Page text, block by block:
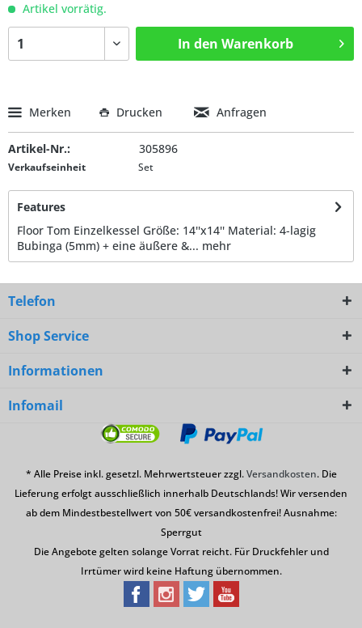
Artikel vorrätig.
In den Warenkorb
Merken Drucken Anfragen
Artikel-Nr.: 305896
Verkaufseinheit Set
Features
Floor Tom Einzelkessel Größe: 14''x14'' Material: 4-lagig
Bubinga (5mm) + eine äußere &... mehr
Telefon
Shop Service
Informationen
Infomail
* Alle Preise inkl. gesetzl. Mehrwertsteuer zzgl.Versandkosten. Die
Lieferung erfolgt ausschließlich innerhalb Deutschlands! Wir versenden
ab dem Mindestbestellwert von 50€ versandkostenfrei! Ausnahme:
Sperrgut
Die Angebote gelten solange Vorrat reicht. Für Druckfehler und
Irrtümer wird keine Haftung übernommen.